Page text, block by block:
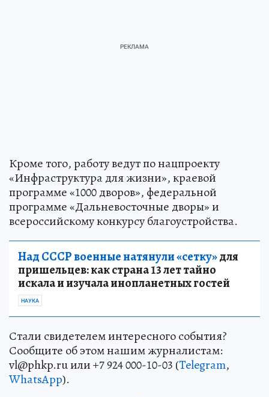
Кроме того, работу ведут по нацпроекту
«Инфраструктура для жизни», краевой
программе «1000 дворов», федеральной
программе «Дальневосточные дворы» и
всероссийскому конкурсу благоустройства.
Над СССР военные натянули «сетку»для
пришельцев: как страна 13 лет тайно
искала и изучала инопланетных гостей
НАУКА
Стали свидетелем интересного события?
Сообщите об этом нашим журналистам:
vl@phkp.ru или +7 924 000-10-03 (Telegram,
WhatsApp).